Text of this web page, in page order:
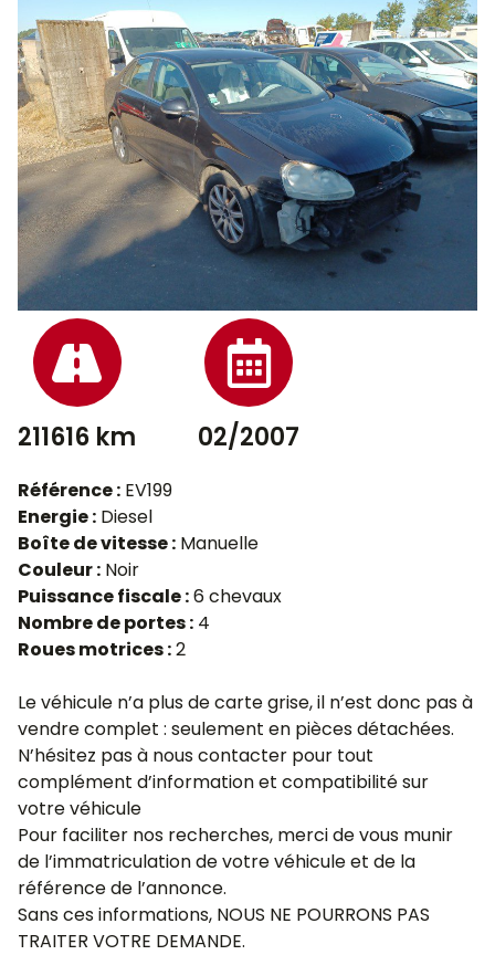
211616 km 02/2007
Référence : EV199
Energie : Diesel
Boîte de vitesse : Manuelle
Couleur : Noir
Puissance fiscale :6 chevaux
Nombre de portes : 4
Roues motrices :2
Le véhicule n’a plus de carte grise, il n’est donc pas à
vendre complet : seulement en pièces détachées.
N’hésitez pas à nous contacter pour tout
complément d’information et compatibilité sur
votre véhicule
Pour faciliter nos recherches, merci de vous munir
de l’immatriculation de votre véhicule et de la
référence de l’annonce.
Sans ces informations, NOUS NE POURRONS PAS
TRAITER VOTRE DEMANDE.